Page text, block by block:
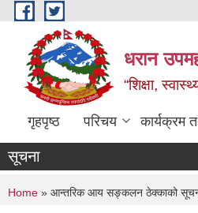
Skip to main content
धरान
“शिक्षा,
गृहपृष्ठ परिचय कार्यक्रम
सूचना
You are here
Home » आन्तरिक आय सङ्कलन ठेक्काको